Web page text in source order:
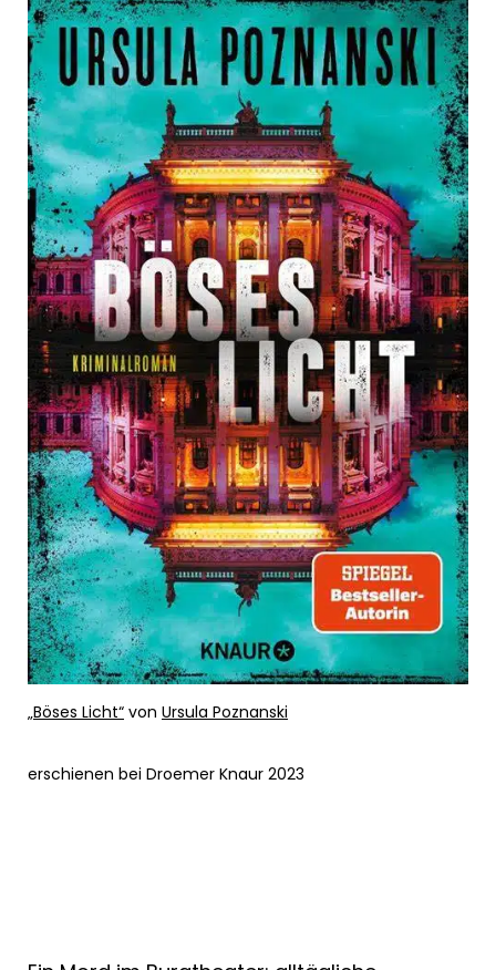
„Böses Licht“ von Ursula Poznanski
erschienen bei Droemer Knaur 2023